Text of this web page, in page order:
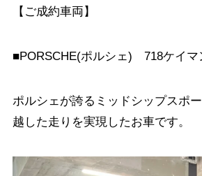
【ご成約車両】
■PORSCHE(ポルシェ) 718ケイマ
ポルシェが誇るミッドシップスポ
越した走りを実現したお車です。